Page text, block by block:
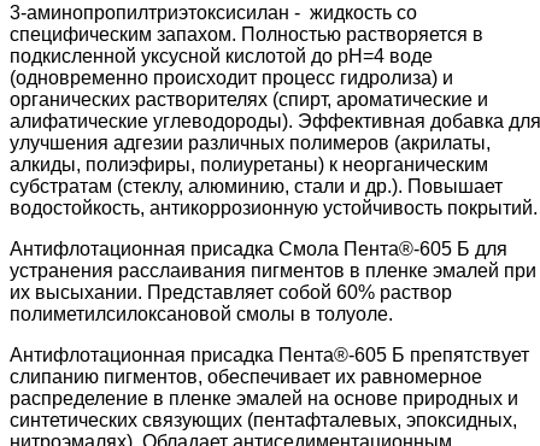
3-аминопропилтриэтоксисилан - жидкость со
специфическим запахом. Полностью растворяется в
подкисленной уксусной кислотой до pH=4 воде
(одновременно происходит процесс гидролиза) и
органических растворителях (спирт, ароматические и
алифатические углеводороды). Эффективная добавка для
улучшения адгезии различных полимеров (акрилаты,
алкиды, полиэфиры, полиуретаны) к неорганическим
субстратам (стеклу, алюминию, стали и др.). Повышает
водостойкость, антикоррозионную устойчивость покрытий.
Антифлотационная присадка Смола Пента®-605 Б для
устранения расслаивания пигментов в пленке эмалей при
их высыхании. Представляет собой 60% раствор
полиметилсилоксановой смолы в толуоле.
Антифлотационная присадка Пента®-605 Б препятствует
слипанию пигментов, обеспечивает их равномерное
распределение в пленке эмалей на основе природных и
синтетических связующих (пентафталевых, эпоксидных,
нитроэмалях). Обладает антиседиментационным